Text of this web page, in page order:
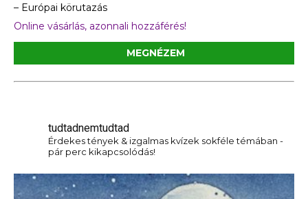
– Európai körutazás
Online vásárlás, azonnali hozzáférés!
MEGNÉZEM
tudtadnemtudtad
Érdekes tények & izgalmas kvízek sokféle témában -
pár perc kikapcsolódás!